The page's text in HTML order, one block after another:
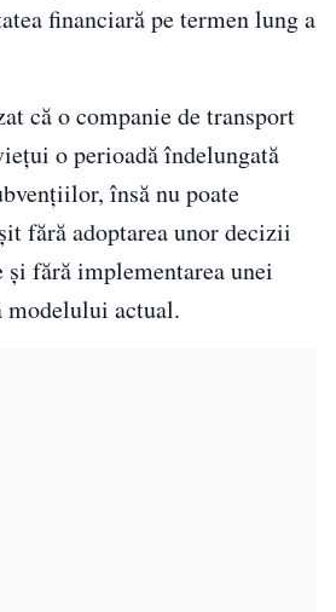
financiară pe termen lung a
că o companie de transport
o perioadă îndelungată
însă nu poate
fără adoptarea unor decizii
fără implementarea unei
modelului actual.